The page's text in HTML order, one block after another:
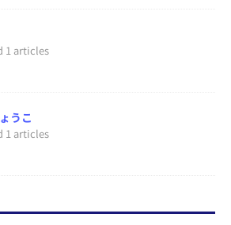
1 articles
うこ
1 articles